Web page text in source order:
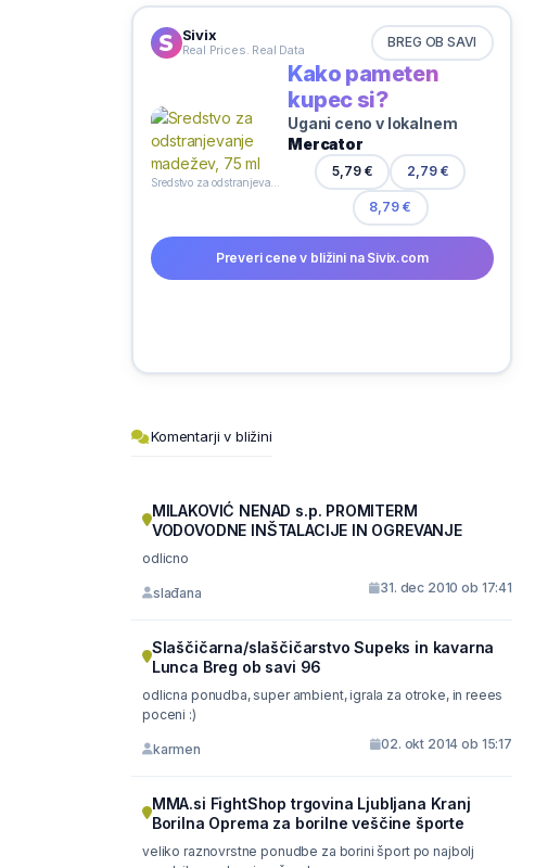
Sivix
Real Prices. Real Data BREG OB SAVI
Kako pameten
kupec si?
Ugani ceno v lokalnem
Mercator
5,79 € 2,79 €
8,79 €
Preveri cene v bližini na Sivix.com
Komentarji v bližini
MILAKOVIĆ NENAD s.p. PROMITERM
VODOVODNE INŠTALACIJE IN OGREVANJE
odlicno
slađana 31. dec 2010 ob 17:41
Slaščičarna/slaščičarstvo Supeks in kavarna
Lunca Breg ob savi 96
odlicna ponudba, super ambient, igrala za otroke, in reees
poceni :)
karmen 02. okt 2014 ob 15:17
MMA.si FightShop trgovina Ljubljana Kranj
Borilna Oprema za borilne veščine športe
veliko raznovrstne ponudbe za borini šport po najbolj